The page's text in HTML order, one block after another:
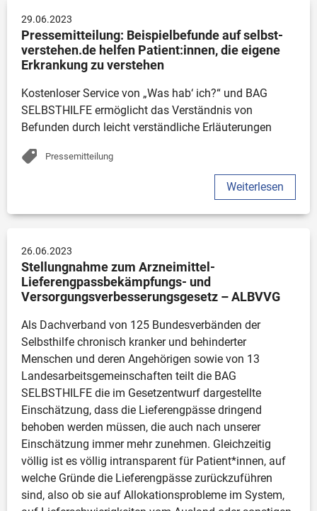
Positionspapier
Thema
Behindertenpolitik
Gemeinsamer Bundesausschuss (G-BA)
Projekte
Weiterentwicklung der Selbsthilfe
Sonstiges
29.06.2023
Pressemitteilung: Beispielbefunde auf selbst-
verstehen.de helfen Patient:innen, die eigene
Erkrankung zu verstehen
Kostenloser Service von „Was hab‘ ich?“ und BAG
SELBSTHILFE ermöglicht das Verständnis von
Befunden durch leicht verständliche Erläuterungen
Pressemitteilung
Weiterlesen
26.06.2023
Stellungnahme zum Arzneimittel-
Lieferengpassbekämpfungs- und
Versorgungsverbesserungsgesetz – ALBVVG
Als Dachverband von 125 Bundesverbänden der
Selbsthilfe chronisch kranker und behinderter
Menschen und deren Angehörigen sowie von 13
Landesarbeitsgemeinschaften teilt die BAG
SELBSTHILFE die im Gesetzentwurf dargestellte
Einschätzung, dass die Lieferengpässe dringend
behoben werden müssen, die auch nach unserer
Einschätzung immer mehr zunehmen. Gleichzeitig
völlig ist es völlig intransparent für Patient*innen, auf
welche Gründe die Lieferengpässe zurückzuführen
sind, also ob sie auf Allokationsprobleme im System,